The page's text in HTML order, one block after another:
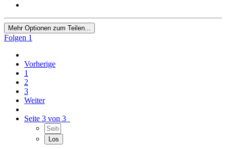
Mehr Optionen zum Teilen...
Folgen 1
Vorherige
1
2
3
Weiter
Seite 3 von 3